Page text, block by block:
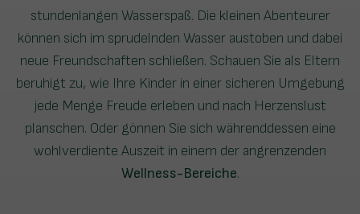
stundenlangen Wasserspaß. Die kleinen Abenteurer
können sich im sprudelnden Wasser austoben und dabei
neue Freundschaften schließen. Schauen Sie als Eltern
beruhigt zu, wie Ihre Kinder in einer sicheren Umgebung
jede Menge Freude erleben und nach Herzenslust
planschen. Oder gönnen Sie sich währenddessen eine
wohlverdiente Auszeit in einem der angrenzenden
Wellness-Bereiche.